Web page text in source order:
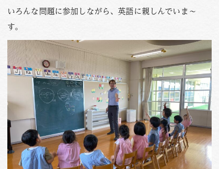
いろんな問題に参加しながら、英語に親しんでいま～
す。